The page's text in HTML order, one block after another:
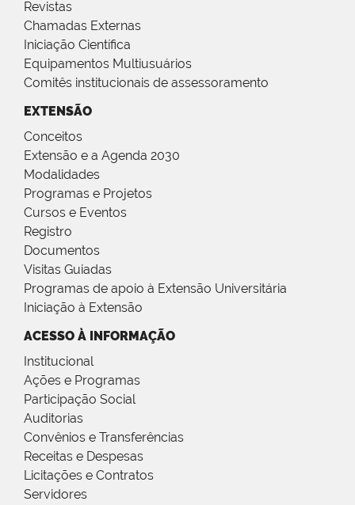
Revistas
Chamadas Externas
Iniciação Científica
Equipamentos Multiusuários
Comitês institucionais de assessoramento
EXTENSÃO
Conceitos
Extensão e a Agenda 2030
Modalidades
Programas e Projetos
Cursos e Eventos
Registro
Documentos
Visitas Guiadas
Programas de apoio à Extensão Universitária
Iniciação à Extensão
ACESSO À INFORMAÇÃO
Institucional
Ações e Programas
Participação Social
Auditorias
Convênios e Transferências
Receitas e Despesas
Licitações e Contratos
Servidores